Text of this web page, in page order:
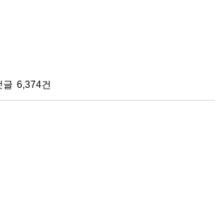
글 6,374건